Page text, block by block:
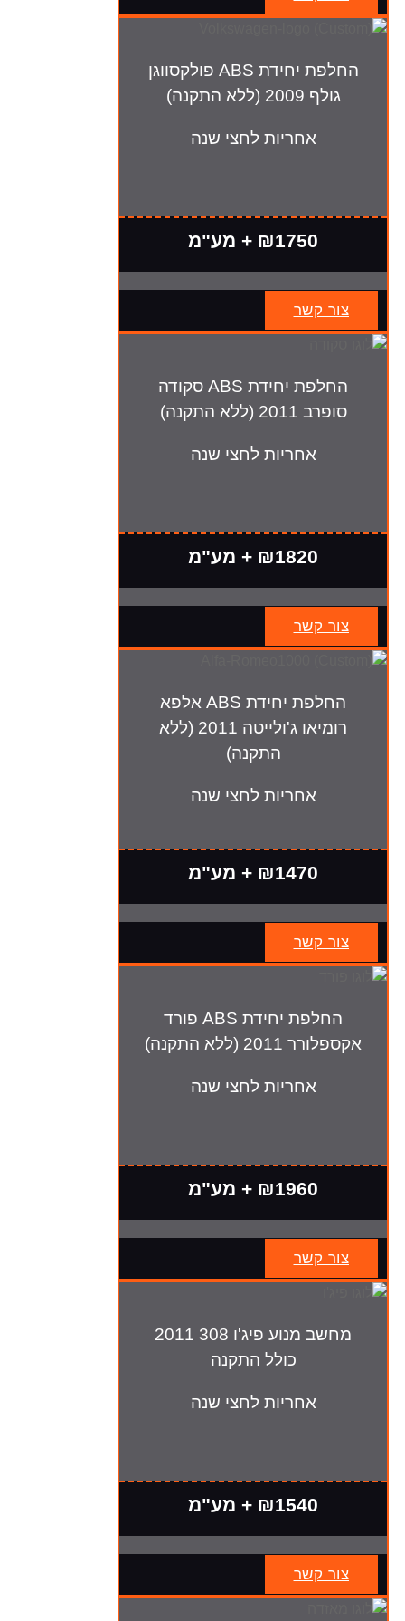
החלפת יחידת ABS פולקסווגן
גולף 2009 (ללא התקנה)
אחריות לחצי שנה
₪1750 + מע"מ
צור קשר
החלפת יחידת ABS סקודה
סופרב 2011 (ללא התקנה)
אחריות לחצי שנה
₪1820 + מע"מ
צור קשר
החלפת יחידת ABS אלפא
רומיאו ג'ולייטה 2011 (ללא
התקנה)
אחריות לחצי שנה
₪1470 + מע"מ
צור קשר
החלפת יחידת ABS פורד
אקספלורר 2011 (ללא התקנה)
אחריות לחצי שנה
₪1960 + מע"מ
צור קשר
מחשב מנוע פיג'ו 308 2011
כולל התקנה
אחריות לחצי שנה
₪1540 + מע"מ
צור קשר